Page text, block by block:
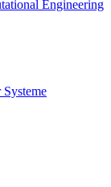
Engineering